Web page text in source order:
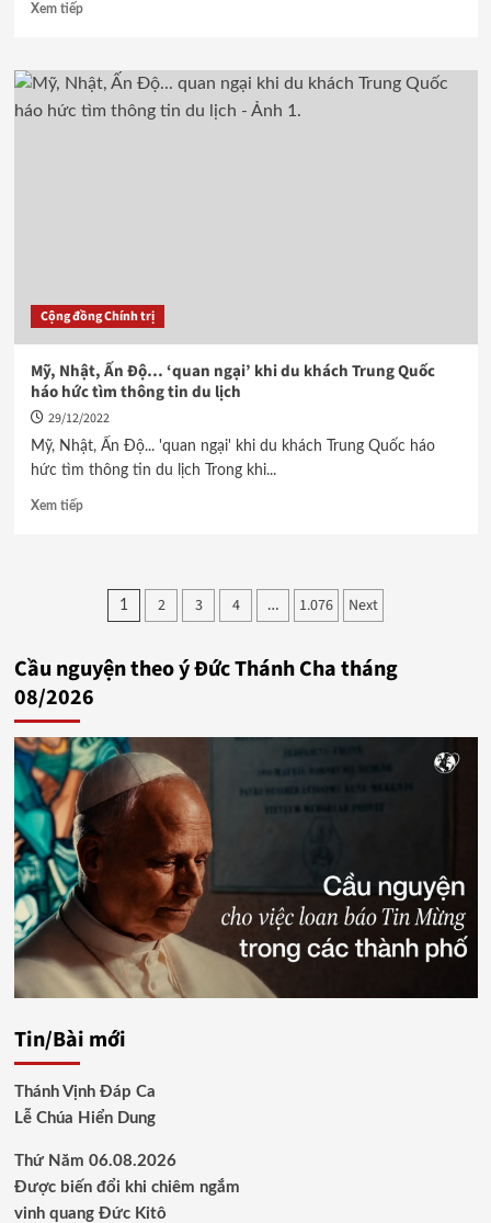
Xem tiếp
Cộng đồng Chính trị
Mỹ, Nhật, Ấn Độ… ‘quan ngại’ khi du khách Trung Quốc
háo hức tìm thông tin du lịch
29/12/2022
Mỹ, Nhật, Ấn Độ... 'quan ngại' khi du khách Trung Quốc háo
hức tìm thông tin du lịch Trong khi...
Xem tiếp
Phân
trang
bài
viết
1 2 3 4 … 1.076 Next
Cầu nguyện theo ý Đức Thánh Cha tháng
08/2026
Tin/Bài mới
Thánh Vịnh Đáp Ca
Lễ Chúa Hiển Dung
Thứ Năm 06.08.2026
Được biến đổi khi chiêm ngắm
vinh quang Đức Kitô